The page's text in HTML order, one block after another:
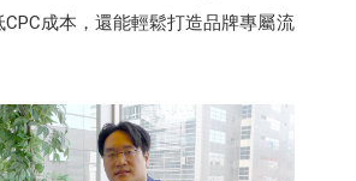
成本，還能輕鬆打造品牌專屬流